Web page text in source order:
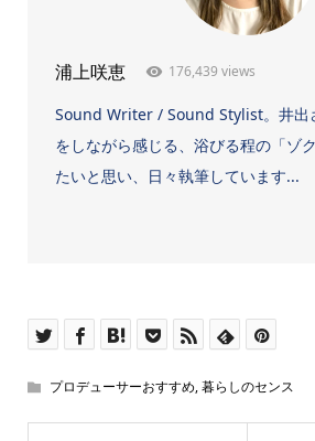
浦上咲恵 176,439 views
Sound Writer / Sound Stylist。井出
をしながら感じる、浴びる程の「ゾ
たいと思い、日々執筆しています...
プロデューサーおすすめ,暮らしのセンス